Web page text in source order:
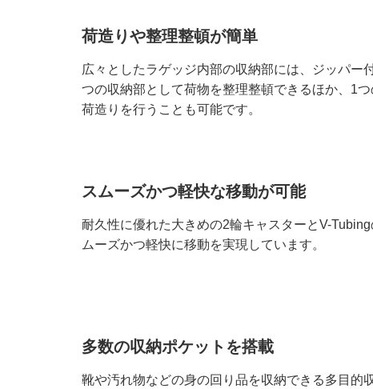
荷造りや整理整頓が簡単
広々としたラゲッジ内部の収納部には、ジッパー
つの収納部として荷物を整理整頓できるほか、1
荷造りを行うことも可能です。
スムーズかつ軽快な移動が可能
耐久性に優れた大きめの2輪キャスターとV-
ムーズかつ軽快に移動を実現しています。
多数の収納ポケットを搭載
靴や汚れ物などの身の回り品を収納できる多目的